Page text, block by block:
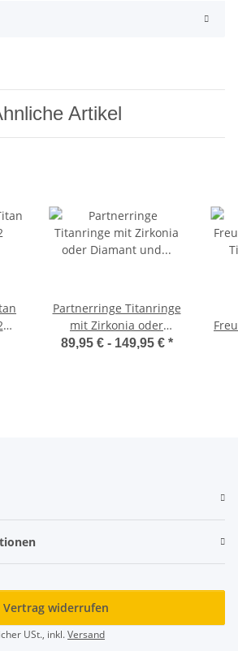
Artikel
Partnerringe Titanringe
mit Zirkonia oder
Diamant und Gravur
89,95 € - 149,95 € *
Vertrag widerrufen
USt., inkl.Versand